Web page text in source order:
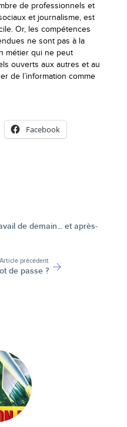
de professionnels et
et journalisme, est
Or, les compétences
ne sont pas à la
métier qui ne peut
ouverts aux autres et au
de l’information comme
Facebook
de demain... et après-
Article précédent
de passe ?